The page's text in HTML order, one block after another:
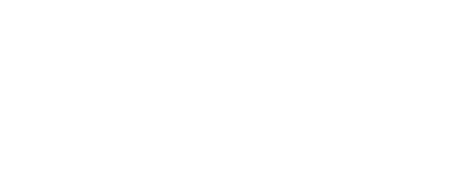
and is sure to make your website stand out from the crowd.